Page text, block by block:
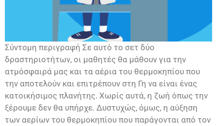
Σύντομη περιγραφή Σε αυτό το σετ δύο
δραστηριοτήτων, οι μαθητές θα μάθουν για την
ατμόσφαιρά μας και τα αέρια του θερμοκηπίου που
την αποτελούν και επιτρέπουν στη Γη να είναι ένας
κατοικήσιμος πλανήτης. Χωρίς αυτά, η ζωή όπως την
ξέρουμε δεν θα υπήρχε. Δυστυχώς, όμως, η αύξηση
των αερίων του θερμοκηπίου που παράγονται από τον